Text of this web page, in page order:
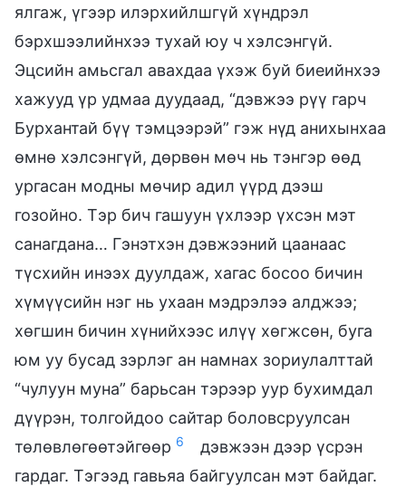
ялгаж, үгээр илэрхийлшгүй хүндрэл
бэрхшээлийнхээ тухай юу ч хэлсэнгүй.
Эцсийн амьсгал авахдаа үхэж буй биеийнхээ
хажууд үр удмаа дуудаад, “дэвжээ рүү гарч
Бурхантай бүү тэмцээрэй” гэж нүд анихынхаа
өмнө хэлсэнгүй, дөрвөн мөч нь тэнгэр өөд
ургасан модны мөчир адил үүрд дээш
гозойно. Тэр бич гашуун үхлээр үхсэн мэт
санагдана… Гэнэтхэн дэвжээний цаанаас
түсхийн инээх дуулдаж, хагас босоо бичин
хүмүүсийн нэг нь ухаан мэдрэлээ алджээ;
хөгшин бичин хүнийхээс илүү хөгжсөн, буга
юм уу бусад зэрлэг ан намнах зориулалттай
“чулуун муна” барьсан тэрээр уур бухимдал
дүүрэн, толгойдоо сайтар боловсруулсан
төлөвлөгөөтэйгөөр 6
дэвжээн дээр үсрэн
гардаг. Тэгээд гавьяа байгуулсан мэт байдаг.